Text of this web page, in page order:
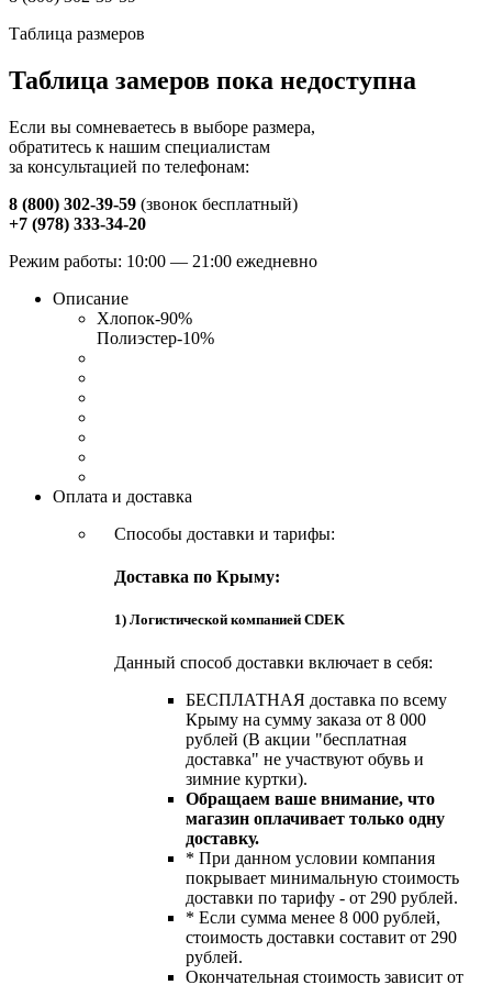
Таблица размеров
Таблица замеров пока недоступна
Если вы сомневаетесь в выборе размера,
обратитесь к нашим специалистам
за консультацией по телефонам:
8 (800) 302-39-59 (звонок бесплатный)
+7 (978) 333-34-20
Режим работы: 10:00 — 21:00 ежедневно
Описание
Хлопок-90%
Полиэстер-10%
Оплата и доставка
Способы доставки и тарифы:
Доставка по Крыму:
1) Логистической компанией CDEK
Данный способ доставки включает в себя:
БЕСПЛАТНАЯ доставка по всему
Крыму на сумму заказа от 8 000
рублей (В акции "бесплатная
доставка" не участвуют обувь и
зимние куртки).
Обращаем ваше внимание, что
магазин оплачивает только одну
доставку.
* При данном условии компания
покрывает минимальную стоимость
доставки по тарифу - от 290 рублей.
* Если сумма менее 8 000 рублей,
стоимость доставки составит от 290
рублей.
Окончательная стоимость зависит от